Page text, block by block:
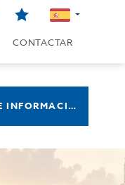
CONTACTAR
PIDE INFORMACIÓN